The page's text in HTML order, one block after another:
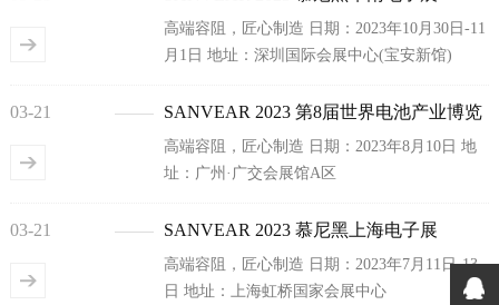
高端容阻，匠心制造 日期：2023年10月30日-11
月1日 地址：深圳国际会展中心(宝安新馆)
03-21
SANVEAR 2023 第8届世界电池产业博览
会，暨亚太电池展/亚太储能展
高端容阻，匠心制造 日期：2023年8月10日 地
址：广州·广交会展馆A区
03-21 SANVEAR 2023 慕尼黑上海电子展
高端容阻，匠心制造 日期：2023年7月11日-13
日 地址：上海虹桥国家会展中心